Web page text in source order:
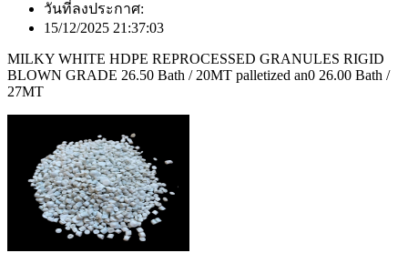
วันที่ลงประกาศ:
15/12/2025 21:37:03
MILKY WHITE HDPE REPROCESSED GRANULES RIGID
BLOWN GRADE 26.50 Bath / 20MT palletized an0 26.00 Bath /
27MT